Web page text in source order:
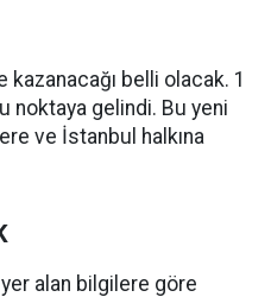
belli olacak. 1
noktaya gelindi. Bu yeni
ve İstanbul halkına
yer alan bilgilere göre